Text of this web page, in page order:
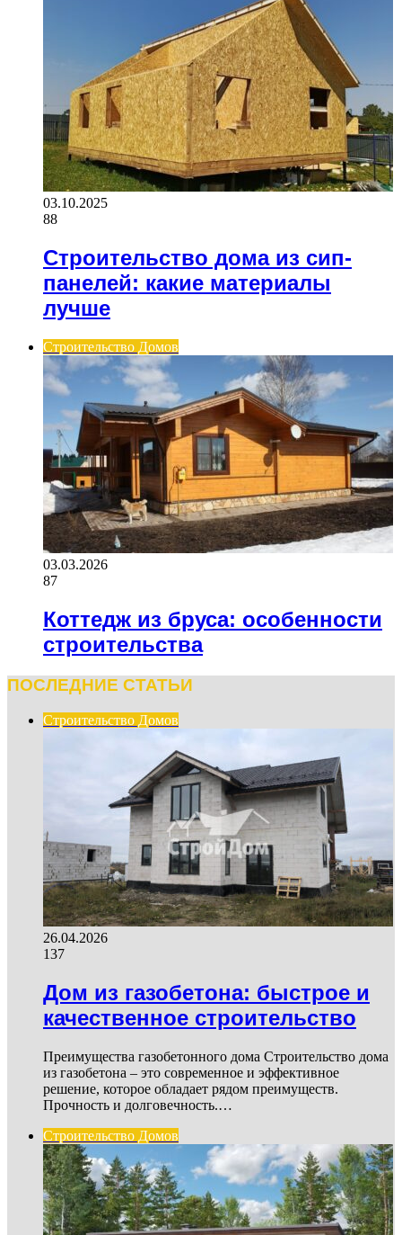
03.10.2025
88
Строительство дома из сип-
панелей: какие материалы
лучше
Строительство Домов
03.03.2026
87
Коттедж из бруса: особенности
строительства
ПОСЛЕДНИЕ СТАТЬИ
Строительство Домов
26.04.2026
137
Дом из газобетона: быстрое и
качественное строительство
Преимущества газобетонного дома Строительство дома
из газобетона – это современное и эффективное
решение, которое обладает рядом преимуществ.
Прочность и долговечность.…
Строительство Домов